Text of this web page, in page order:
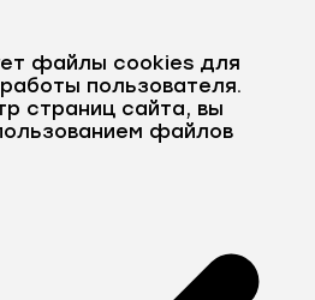
файлы cookies для
пользователя.
страниц сайта, вы
файлов